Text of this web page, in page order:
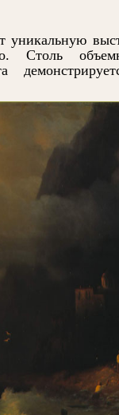
уникальную
Столь